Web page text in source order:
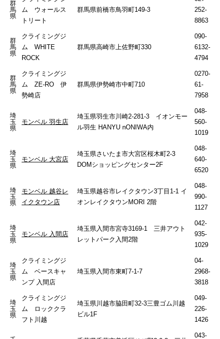
群
馬
県
ム ウォールス
トリート
群馬県前橋市鳥羽町149-3
252-
8863
群
馬
県
クライミングジ
ム WHITE
ROCK
群馬県高崎市上佐野町330
090-
6132-
4794
群
馬
県
クライミングジ
ム ZE-RO 伊
勢崎店
群馬県伊勢崎市中町710
0270-
61-
7958
埼
玉
県
モンベル 羽生店
埼玉県羽生市川崎2-281-3 イオンモー
ル羽生 HANYU nONIWA内
048-
560-
1019
埼
玉
県
モンベル 大宮店
埼玉県さいたま市大宮区桜木町2-3
DOMショッピングセンター2F
048-
640-
6520
埼
玉
県
モンベル 越谷レ
イクタウン店
埼玉県越谷市レイクタウン3丁目1-1 イ
オンレイクタウンMORI 2階
048-
990-
1127
埼
玉
県
モンベル 入間店
埼玉県入間市宮寺3169-1 三井アウト
レットパーク入間2階
042-
935-
1029
埼
玉
県
クライミングジ
ム ベースキャ
ンプ 入間店
埼玉県入間市東町7-1-7
04-
2968-
3818
埼
玉
県
クライミングジ
ム ロッククラ
フト川越
埼玉県川越市脇田町32-3三豊ゴム川越
ビル1F
049-
226-
1426
043-